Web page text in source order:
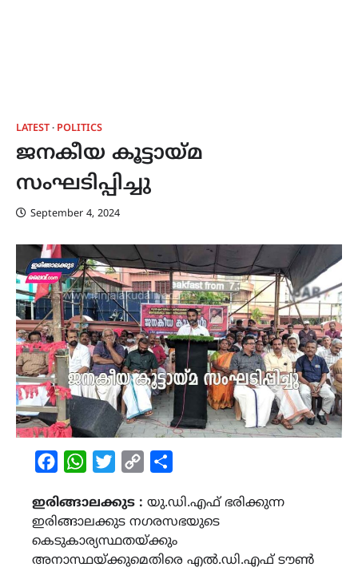
LATEST POLITICS
ജനകീയ കൂട്ടായ്മ
സംഘടിപ്പിച്ചു
September 4, 2024
FacebookWhatsAppTwitterCopy
ഇരിങ്ങാലക്കുട : യു.ഡി.എഫ് ഭരിക്കുന്ന
ഇരിങ്ങാലക്കുട നഗരസഭയുടെ
കെടുകാര്യസ്ഥതയ്ക്കും
അനാസ്ഥയ്ക്കുമെതിരെ എൽ.ഡി.എഫ് ടൗൺ